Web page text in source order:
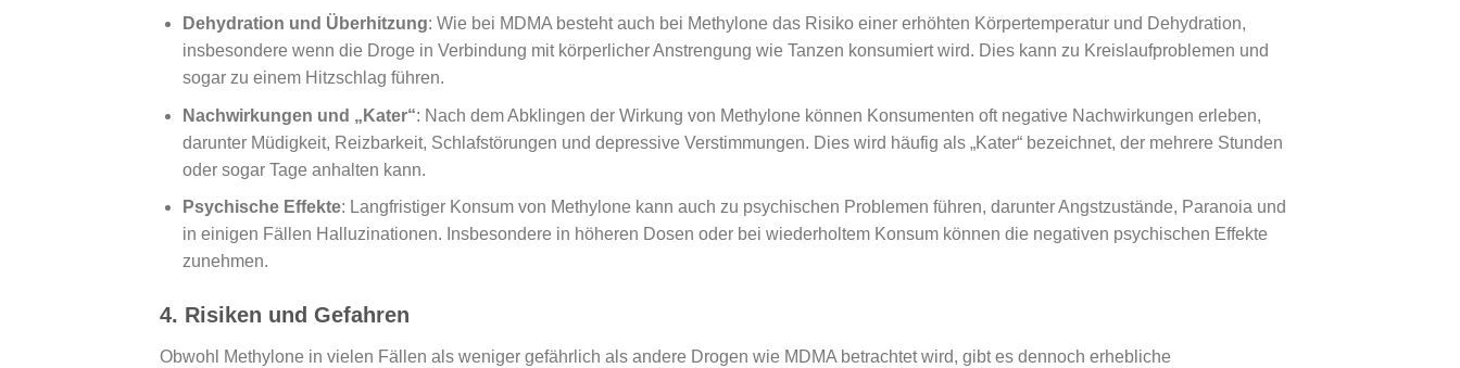
Dehydration und Überhitzung: Wie bei MDMA besteht auch bei Methylone das Risiko einer erhöhten Körpertemperatur und Dehydration,
insbesondere wenn die Droge in Verbindung mit körperlicher Anstrengung wie Tanzen konsumiert wird. Dies kann zu Kreislaufproblemen und
sogar zu einem Hitzschlag führen.
Nachwirkungen und „Kater“: Nach dem Abklingen der Wirkung von Methylone können Konsumenten oft negative Nachwirkungen erleben,
darunter Müdigkeit, Reizbarkeit, Schlafstörungen und depressive Verstimmungen. Dies wird häufig als „Kater“ bezeichnet, der mehrere Stunden
oder sogar Tage anhalten kann.
Psychische Effekte: Langfristiger Konsum von Methylone kann auch zu psychischen Problemen führen, darunter Angstzustände, Paranoia und
in einigen Fällen Halluzinationen. Insbesondere in höheren Dosen oder bei wiederholtem Konsum können die negativen psychischen Effekte
zunehmen.
4. Risiken und Gefahren
Obwohl Methylone in vielen Fällen als weniger gefährlich als andere Drogen wie MDMA betrachtet wird, gibt es dennoch erhebliche